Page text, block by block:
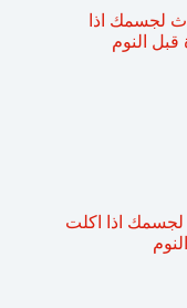
لجسمك اذا اكلت